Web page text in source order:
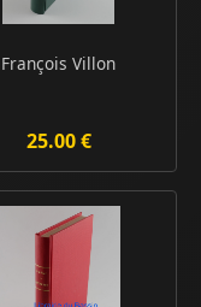
François Villon
25.00 €